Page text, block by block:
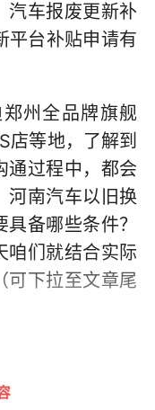
汽车报废更新补
平台补贴申请有
州全品牌旗舰
店等地，了解到
通过程中，都会
河南汽车以旧换
备哪些条件？
咱们就结合实际
可下拉至文章尾
元补贴成购车